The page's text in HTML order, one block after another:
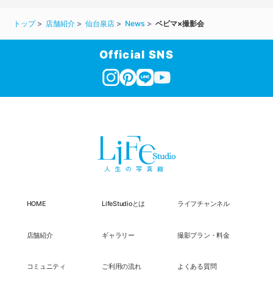
トップ 店舗紹介 仙台泉店 News ベビマ×撮影会
Official SNS
HOME LifeStudioとは ライフチャンネル
店舗紹介 ギャラリー 撮影プラン・料金
コミュニティ ご利用の流れ よくある質問